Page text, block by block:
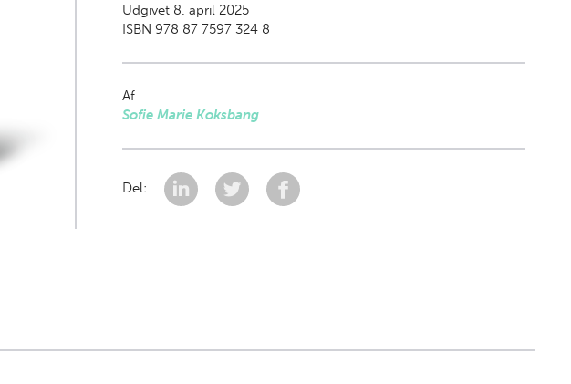
Udgivet 8. april 2025
ISBN 978 87 7597 324 8
Af
Sofie Marie Koksbang
Del: